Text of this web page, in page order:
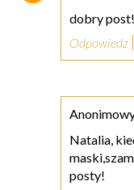
dobry
Odpowiedz
Natalia,
posty!